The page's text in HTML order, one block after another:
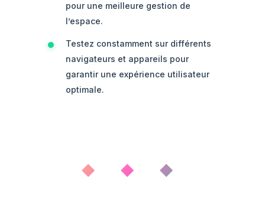
pour une meilleure gestion de
l’espace.
Testez constamment sur différents
navigateurs et appareils pour
garantir une expérience utilisateur
optimale.
◆ ◆ ◆